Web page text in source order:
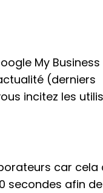
My
(derniers
incitez les
car cela
secondes afin